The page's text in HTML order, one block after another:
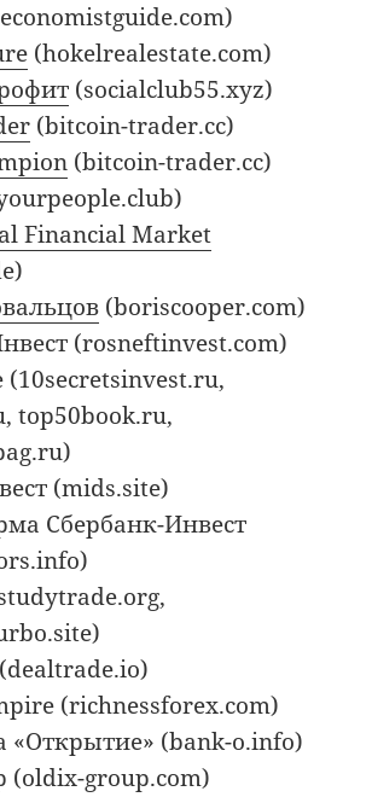
(hokelrealestate.com)
(socialclub55.xyz)
(bitcoin-trader.cc)
(bitcoin-trader.cc)
Financial Market
(boriscooper.com)
(rosneftinvest.com)
(10secretsinvest.ru,
top50book.ru,
(mids.site)
Сбербанк-Инвест
(richnessforex.com)
«Открытие» (bank-o.info)
(oldix-group.com)